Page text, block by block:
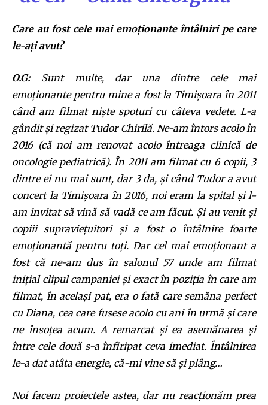
Care au fost cele mai emoționante întâlniri pe care
le-ați avut?
O.G:Sunt multe, dar una dintre cele mai
emoționante pentru mine a fost la Timișoara în 2011
când am filmat niște spoturi cu câteva vedete. L-a
gândit și regizat Tudor Chirilă. Ne-am întors acolo în
2016 (că noi am renovat acolo întreaga clinică de
oncologie pediatrică). În 2011 am filmat cu 6 copii, 3
dintre ei nu mai sunt, dar 3 da, și când Tudor a avut
concert la Timișoara în 2016, noi eram la spital și l-
am invitat să vină să vadă ce am făcut. Și au venit și
copiii supraviețuitori și a fost o întâlnire foarte
emoționantă pentru toți. Dar cel mai emoționant a
fost că ne-am dus în salonul 57 unde am filmat
inițial clipul campaniei și exact în poziția în care am
filmat, în același pat, era o fată care semăna perfect
cu Diana, cea care fusese acolo cu ani în urmă și care
ne însoțea acum. A remarcat și ea asemănarea și
între cele două s-a înfiripat ceva imediat. Întâlnirea
le-a dat atâta energie, că-mi vine să și plâng…
Noi facem proiectele astea, dar nu reacționăm prea